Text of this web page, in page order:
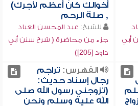
أبي
أخوالك كان أعظم لأجرك)
, صلة الرحم
للشيخ: عبد المحسن العباد
جزء من محاضرة ( شرح سنن أبي
داود [205])
الفهرس: تراجم
رجال إسناد حديث:
(تزوجني رسول الله صلى
الله عليه وسلم ونحن